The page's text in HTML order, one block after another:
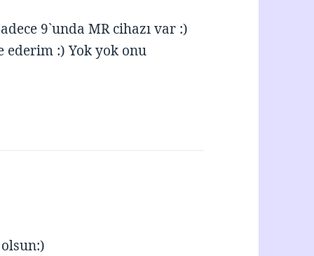
9`unda MR cihazı var :)
ederim :) Yok yok onu